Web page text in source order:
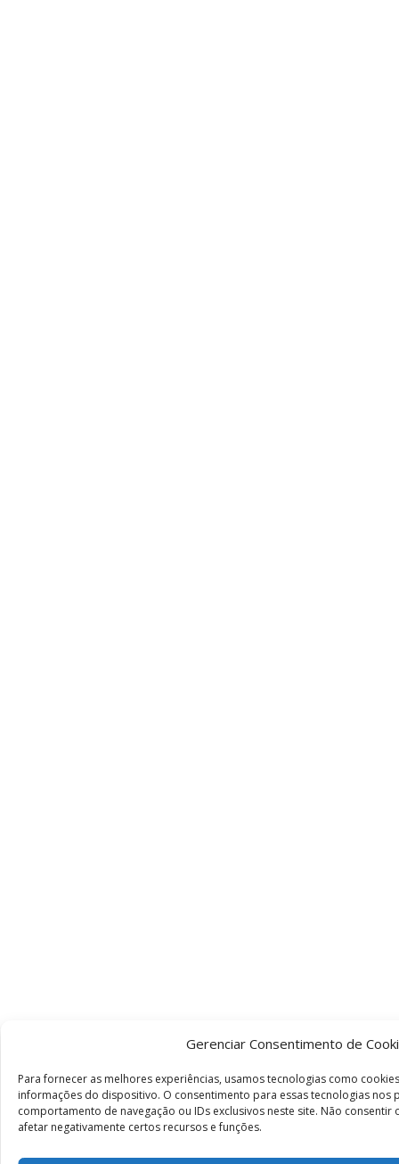
Gerenciar Consentimento de
Para fornecer as melhores experiências, usamos tecnologias como
informações do dispositivo. O consentimento para essas tecnologias
comportamento de navegação ou IDs exclusivos neste site. Não
afetar negativamente certos recursos e funções.